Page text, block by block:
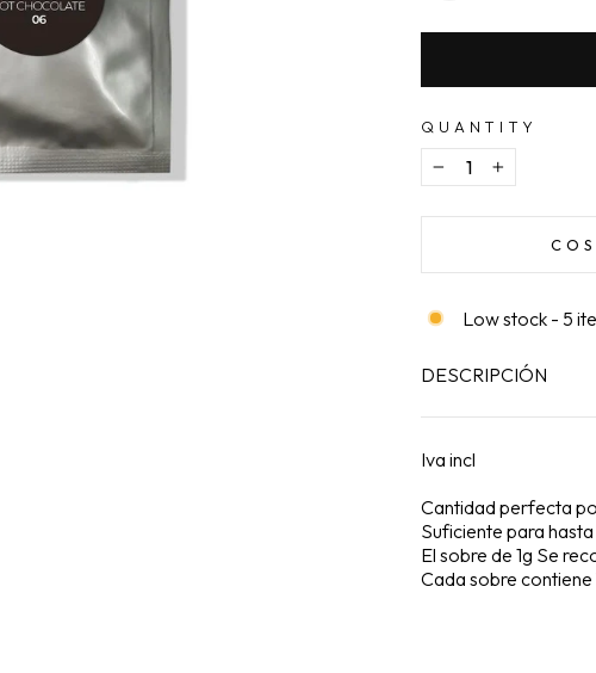
QUANTITY
− +
Low stock - 5
DESCRIPCIÓN
Iva incl
Cantidad perfecta
Suficiente para
El sobre de 1g Se
Cada sobre